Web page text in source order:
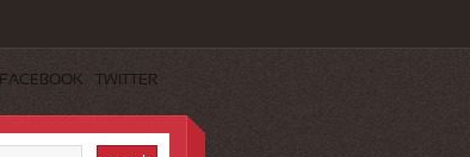
FACEBOOK TWITTER